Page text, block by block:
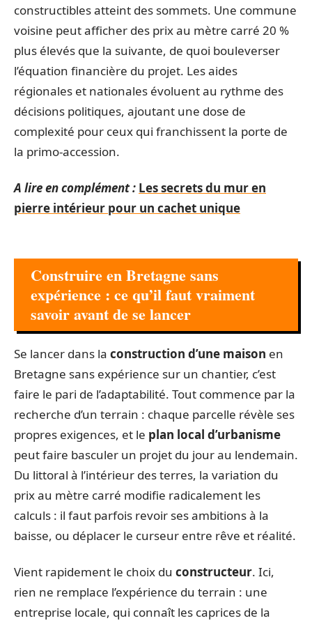
constructibles atteint des sommets. Une commune
voisine peut afficher des prix au mètre carré 20 %
plus élevés que la suivante, de quoi bouleverser
l’équation financière du projet. Les aides
régionales et nationales évoluent au rythme des
décisions politiques, ajoutant une dose de
complexité pour ceux qui franchissent la porte de
la primo-accession.
A lire en complément : Les secrets du mur en
pierre intérieur pour un cachet unique
Construire en Bretagne sans
expérience : ce qu’il faut vraiment
savoir avant de se lancer
Se lancer dans la construction d’une maison en
Bretagne sans expérience sur un chantier, c’est
faire le pari de l’adaptabilité. Tout commence par la
recherche d’un terrain : chaque parcelle révèle ses
propres exigences, et le plan local d’urbanisme
peut faire basculer un projet du jour au lendemain.
Du littoral à l’intérieur des terres, la variation du
prix au mètre carré modifie radicalement les
calculs : il faut parfois revoir ses ambitions à la
baisse, ou déplacer le curseur entre rêve et réalité.
Vient rapidement le choix du constructeur. Ici,
rien ne remplace l’expérience du terrain : une
entreprise locale, qui connaît les caprices de la